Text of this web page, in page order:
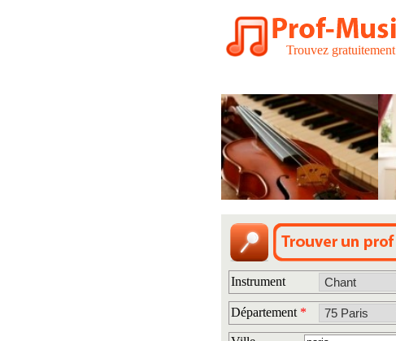
Trouvez
Instrument
Département *